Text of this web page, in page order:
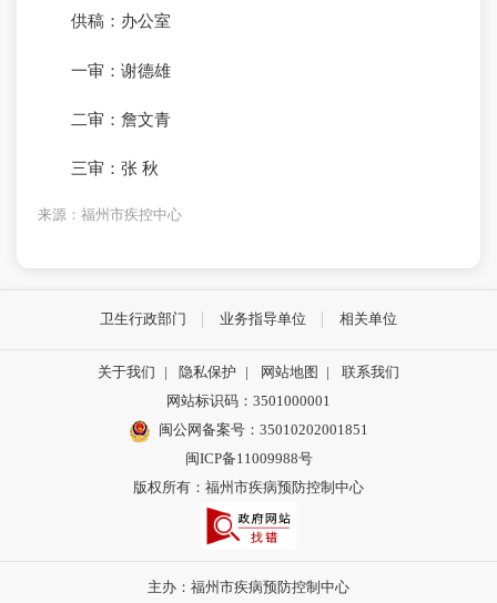
供稿：办公室
一审：谢德雄
二审：詹文青
三审：张 秋
来源：福州市疾控中心
卫生行政部门 业务指导单位 相关单位
关于我们 | 隐私保护 | 网站地图 |
联系我们
网站标识码：3501000001
闽公网备案号：35010202001851
闽ICP备11009988号
版权所有：福州市疾病预防控制中心
主办：福州市疾病预防控制中心